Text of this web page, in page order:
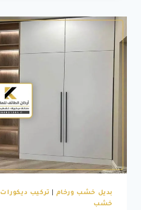
دليلك
الشامل
ديكورات
للمداخل
الطائف
بديل خشب ورخام تركيب ديكورات
خشب